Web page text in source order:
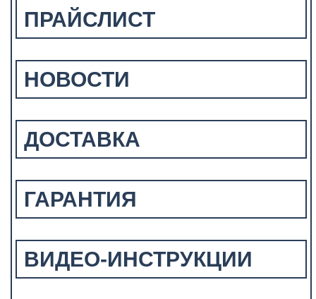
ПРАЙСЛИСТ
НОВОСТИ
ДОСТАВКА
ГАРАНТИЯ
ВИДЕО-ИНСТРУКЦИИ